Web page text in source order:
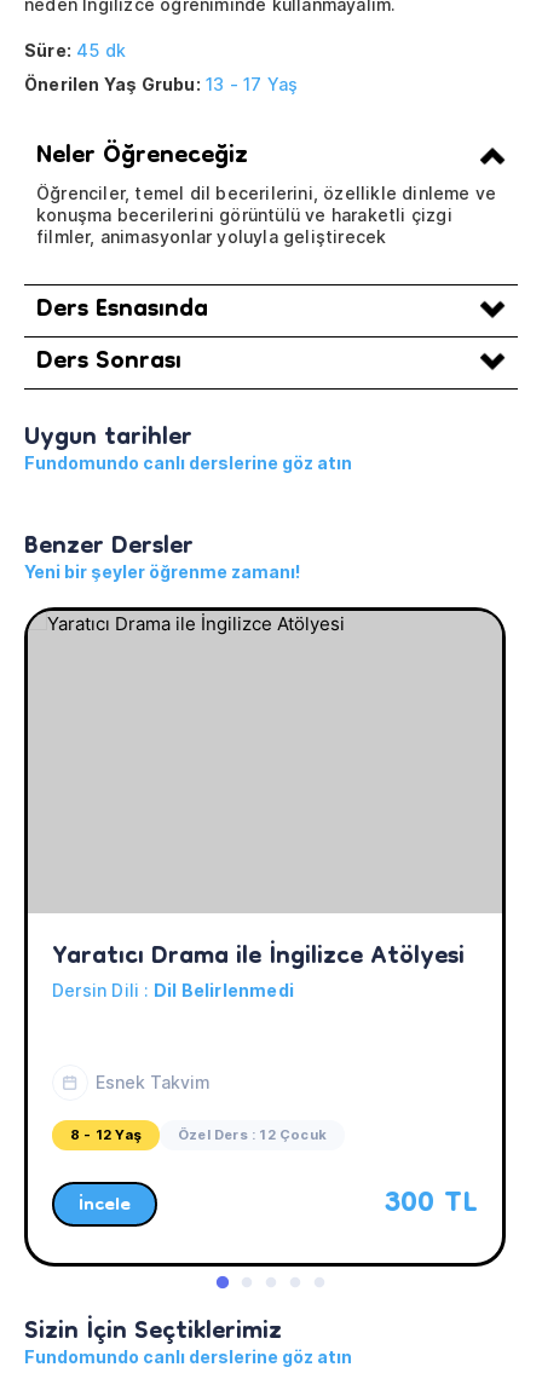
neden İngilizce öğreniminde kullanmayalım.
Süre: 45 dk
Önerilen Yaş Grubu: 13 - 17 Yaş
Neler Öğreneceğiz
Öğrenciler, temel dil becerilerini, özellikle dinleme ve
konuşma becerilerini görüntülü ve haraketli çizgi
filmler, animasyonlar yoluyla geliştirecek
Ders Esnasında
Ders Sonrası
Uygun tarihler
Fundomundo canlı derslerine göz atın
Benzer Dersler
Yeni bir şeyler öğrenme zamanı!
Yaratıcı Drama ile İngilizce Atölyesi
Dersin Dili : Dil Belirlenmedi
Esnek Takvim
8 - 12 Yaş Özel Ders : 12 Çocuk
İncele 300 TL
Sizin İçin Seçtiklerimiz
Fundomundo canlı derslerine göz atın